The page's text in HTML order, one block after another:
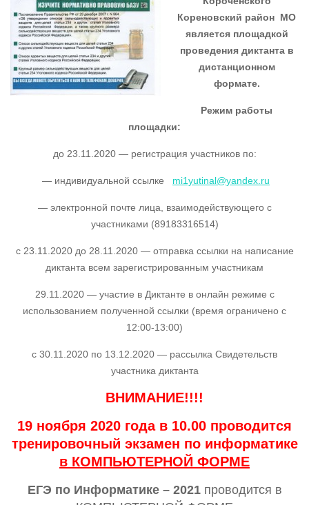
Кореновский район МО
является площадкой
проведения диктанта в
дистанционном
формате.
Режим работы
площадки:
до 23.11.2020 — регистрация участников по:
— индивидуальной ссылке mi1yutinal@yandex.ru
— электронной почте лица, взаимодействующего с
участниками (89183316514)
с 23.11.2020 до 28.11.2020 — отправка ссылки на написание
диктанта всем зарегистрированным участникам
29.11.2020 — участие в Диктанте в онлайн режиме с
использованием полученной ссылки (время ограничено с
12:00-13:00)
с 30.11.2020 по 13.12.2020 — рассылка Свидетельств
участника диктанта
ВНИМАНИЕ!!!!
19 ноября 2020 года в 10.00 проводится
тренировочный экзамен по информатике
в КОМПЬЮТЕРНОЙ ФОРМЕ
ЕГЭ по Информатике – 2021проводится в